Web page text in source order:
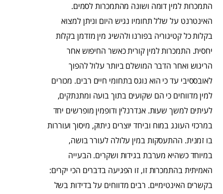
התמכרות למין דומה ושונה מהתמכרות לסמים.
האינטרנט על שלל תחומיו נגיש היום וניתן למצוא
בקלות כל קטיגוריה בפורנו ולהשיג מין מזדמן בקלות
יחסית. התמכרות למין קורית כאשר החיפוש אחר
הריגוש ואחר הדבר המושלם ביותר עלול להפוך
לאובססיבי עד כי הוא נוגס בתחומי חיים רבים. מכורים
למין מדווחים כי הם שקועים בתוך בועה ומתנתקים,
לעיתים למשך שעות. אנדרנלין ודופמין מופרשים יחד
במרכזי העונג במוח וביחד יוצרים ניתוק, מיסוך ועוררות
בו זמנית. ההתעסקות במין עלולה לעורר בושה,
במיוחד כשהיא מערבת בגידות ושקרים. הבעייה
האמיתית בהתמכרות זו, זו הפגיעה בדברים הכי יקרים:
בקשרים האינטימיים. רבים מדווחים על בדידות בשל